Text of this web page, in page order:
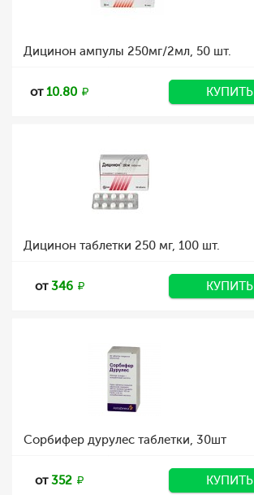
Дицинон ампулы 250мг/2мл, 50 шт.
от10.80 КУПИТЬ
Дицинон таблетки 250 мг, 100 шт.
от346 КУПИТЬ
Сорбифер дурулес таблетки, 30шт
от352 КУПИТЬ